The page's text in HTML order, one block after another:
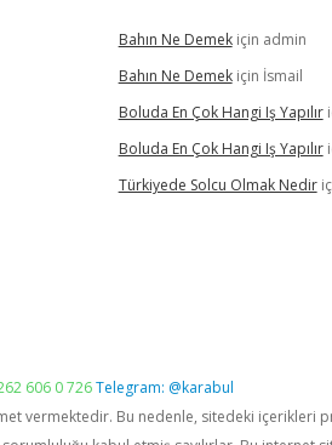
Bahın Ne Demekiçin admin
Bahın Ne Demekiçin İsmail
Boluda En Çok Hangi Iş Yapılır
Boluda En Çok Hangi Iş Yapılır
Türkiyede Solcu Olmak Nedir
606 0 726Telegram: @karabul
vermektedir. Bu nedenle, sitedeki